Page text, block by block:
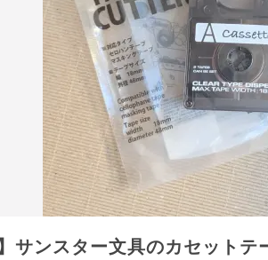
サンスター文具のカセット